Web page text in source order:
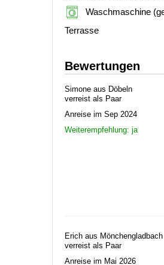
Waschmaschine
Terrasse
Bewertungen
Simone aus Döbeln
verreist als Paar
Anreise im Sep 2024
Weiterempfehlung: ja
Erich aus Mönchengladbach
verreist als Paar
Anreise im Mai 2026